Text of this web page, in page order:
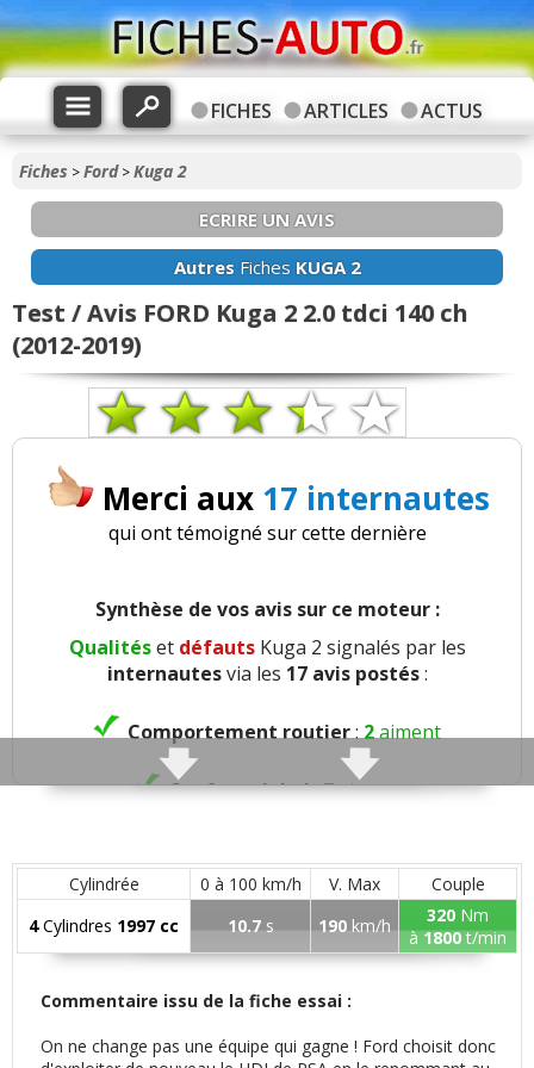
FICHES ARTICLES ACTUS
Fiches >Ford>Kuga 2
ECRIRE UN AVIS
AutresFiches KUGA 2
Test / Avis FORD Kuga 2 2.0 tdci 140 ch
(2012-2019)
Merci aux 17 internautes
qui ont témoigné sur cette dernière
Synthèse de vos avis sur ce moteur :
Qualitéset défautsKuga 2 signalés par les
internautesvia les 17 avis postés:
Comportement routier:2aiment
Confort global:7aiment
Confort banquette arri.:1aime
Insonorisation et bruit perçu:3aiment1
n'aime pas
Bruit roulement/pneu:1 n'aime pas
Cylindrée 0 à 100 km/h V. Max
Couple
4Cylindres 1997 cc 10.7s 190 km/h 320 Nm
à1800t/min
Commentaire issu de la fiche essai :
On ne change pas une équipe qui gagne ! Ford choisit donc